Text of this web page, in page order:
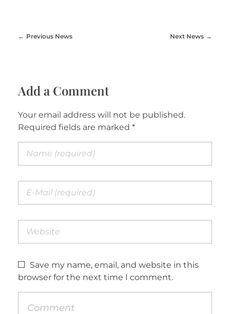
Previous News Next News
Add a Comment
Your email address will not be published.
Required fields are marked *
Save my name, email, and website in this
browser for the next time I comment.